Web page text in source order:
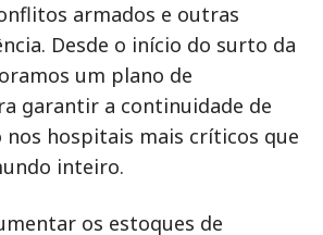
armados e outras
Desde o início do surto da
um plano de
garantir a continuidade de
hospitais mais críticos que
inteiro.
os estoques de